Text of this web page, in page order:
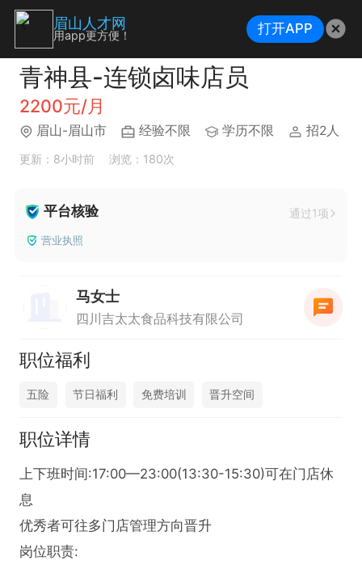
青神县-连锁卤味店员
2200元/月
眉山-眉山市 经验不限 学历不限 招2人
更新：8小时前 浏览：180次
平台核验 通过1项
营业执照
马女士
四川吉太太食品科技有限公司
职位福利
五险 节日福利 免费培训 晋升空间
职位详情
上下班时间:17:00—23:00(13:30-15:30)可在门店休
息
优秀者可往多门店管理方向晋升
岗位职责:
眉山人才网
用app更方便！ 打开APP